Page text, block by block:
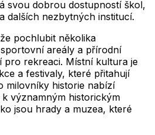
svou dobrou dostupností škol,
dalších nezbytných institucí.
pochlubit několika
areály a přírodní
pro rekreaci. Místní kultura je
a festivaly, které přitahují
milovníky historie nabízí
významným historickým
jsou hrady a muzea, které